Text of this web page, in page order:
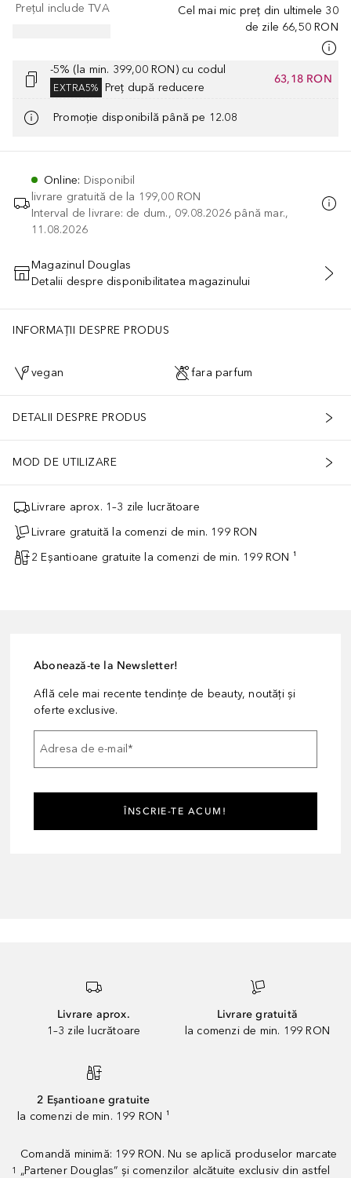
Cel mai mic preț din ultimele 30
de zile 66,50 RON
Prețul include TVA
-5% (la min. 399,00 RON) cu codul
EXTRA5% Preț după reducere
63,18 RON
Promoție disponibilă până pe 12.08
Online: Disponibil
livrare gratuită de la 199,00 RON
Interval de livrare: de dum., 09.08.2026 până mar.,
11.08.2026
ADĂUGAȚI ÎN COŞ
Magazinul Douglas
Detalii despre disponibilitatea magazinului
INFORMAȚII DESPRE PRODUS
vegan fara parfum
DETALII DESPRE PRODUS
MOD DE UTILIZARE
Livrare aprox. 1–3 zile lucrătoare
Livrare gratuită la comenzi de min. 199 RON
2 Eșantioane gratuite la comenzi de min. 199 RON ¹
Abonează-te la Newsletter!
Află cele mai recente tendințe de beauty, noutăți și
oferte exclusive.
Adresa de e-mail*
ÎNSCRIE-TE ACUM!
Livrare aprox.
1–3 zile lucrătoare
Livrare gratuită
la comenzi de min. 199 RON
2 Eșantioane gratuite
la comenzi de min. 199 RON ¹
1
Comandă minimă: 199 RON. Nu se aplică produselor marcate
„Partener Douglas” și comenzilor alcătuite exclusiv din astfel